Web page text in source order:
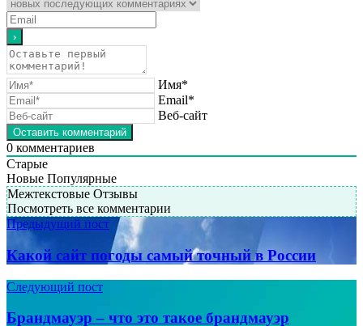
Имя*
Email*
Веб-сайт
0 комментариев
Старые
Новые Популярные
Межтекстовые Отзывы
Посмотреть все комментарии
Предыдущий пост
Какой сайт погоды самый точный в России
Следующий пост
Брандмауэр – что это такое брандмауэр